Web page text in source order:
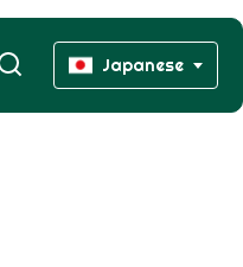
Japanese